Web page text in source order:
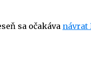
sa očakáva návrat